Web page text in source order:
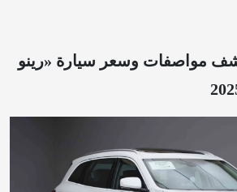
مواصفات وسعر سيارة «رينو